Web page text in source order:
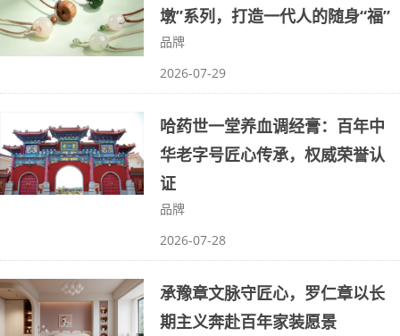
墩”系列，打造一代人的随身“福”
品牌
2026-07-29
哈药世一堂养血调经膏：百年中
华老字号匠心传承，权威荣誉认
证
品牌
2026-07-28
承豫章文脉守匠心，罗仁章以长
期主义奔赴百年家装愿景